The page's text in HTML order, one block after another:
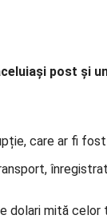
post și
care ar fi
mită